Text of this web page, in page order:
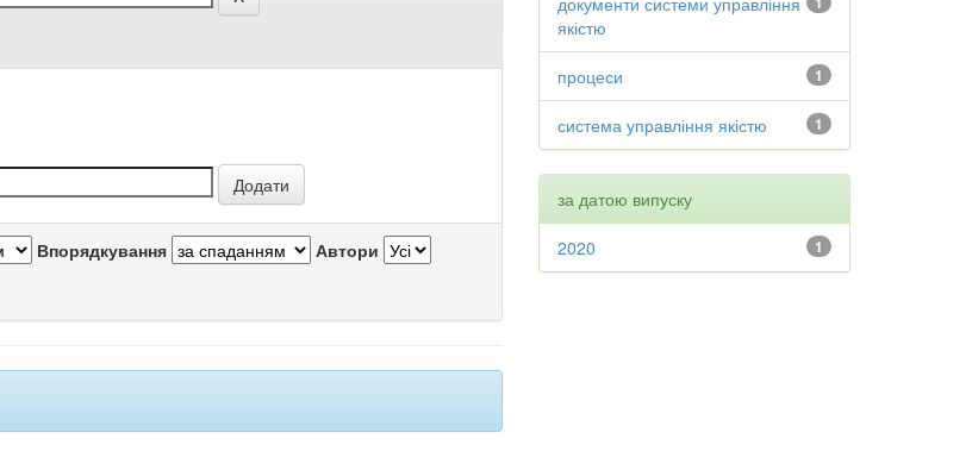
Впорядкування Автори
якістю
1
процеси
1
система управління якістю
за датою випуску
1
2020